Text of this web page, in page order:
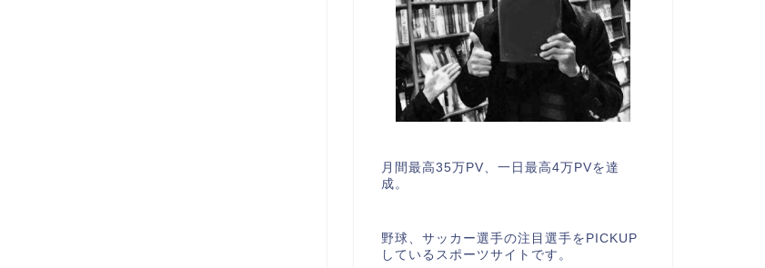
月間最高35万PV、一日最高4万PVを達
成。
野球、サッカー選手の注目選手をPICKUP
しているスポーツサイトです。